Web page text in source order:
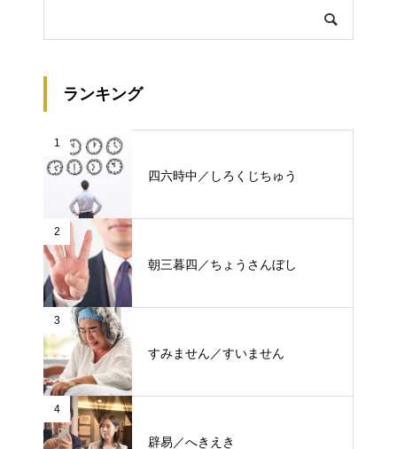
ランキング
1
四六時中／しろくじちゅう
2
朝三暮四／ちょうさんぼし
3
すみません／すいません
4
辟易／へきえき